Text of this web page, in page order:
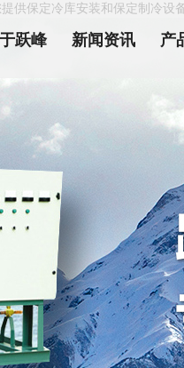
供保定冷库安装和保定制冷设
跃峰 新闻资讯 产